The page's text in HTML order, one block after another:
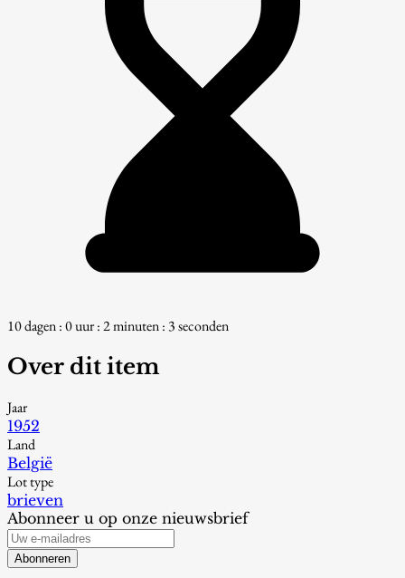
10 dagen : 0 uur : 2 minuten : 2 seconden
Over dit item
Jaar
1952
Land
België
Lot type
brieven
Abonneer u op onze nieuwsbrief
Abonneren